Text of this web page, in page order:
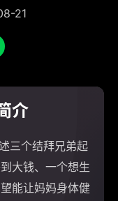
21
介
三个结拜兄弟起
大钱、一个想生
能让妈妈身体健